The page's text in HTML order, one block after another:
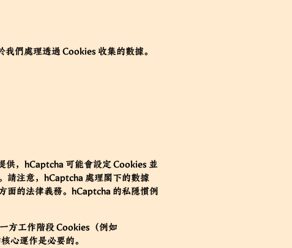
們處理透過 Cookies 收集的數據。
，hCaptcha 可能會設定 Cookies 並
請注意，hCaptcha 處理閣下的數據
面的法律義務。hCaptcha 的私隱慣例
方工作階段 Cookies（例如
心運作是必要的。